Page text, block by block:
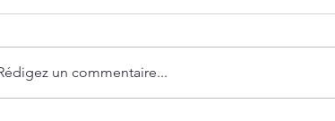
un commentaire...